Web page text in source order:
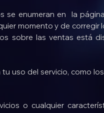
enumeran en la
momento y de corregir
sobre las ventas está
uso del servicio, como
o cualquier